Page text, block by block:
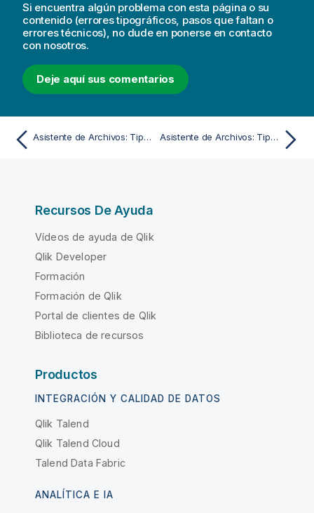
Si encuentra algún problema con esta página o su
contenido (errores tipográficos, pasos que faltan o
errores técnicos), no dude en ponerse en contacto
con nosotros.
Deje aquí sus comentarios
Asistente de Archivos: Tipo - QVD Asistente de Archivos: Tipo - KML
Recursos De Ayuda
Vídeos de ayuda de Qlik
Qlik Developer
Formación
Formación de Qlik
Portal de clientes de Qlik
Biblioteca de recursos
Productos
INTEGRACIÓN Y CALIDAD DE DATOS
Qlik Talend
Qlik Talend Cloud
Talend Data Fabric
ANALÍTICA E IA